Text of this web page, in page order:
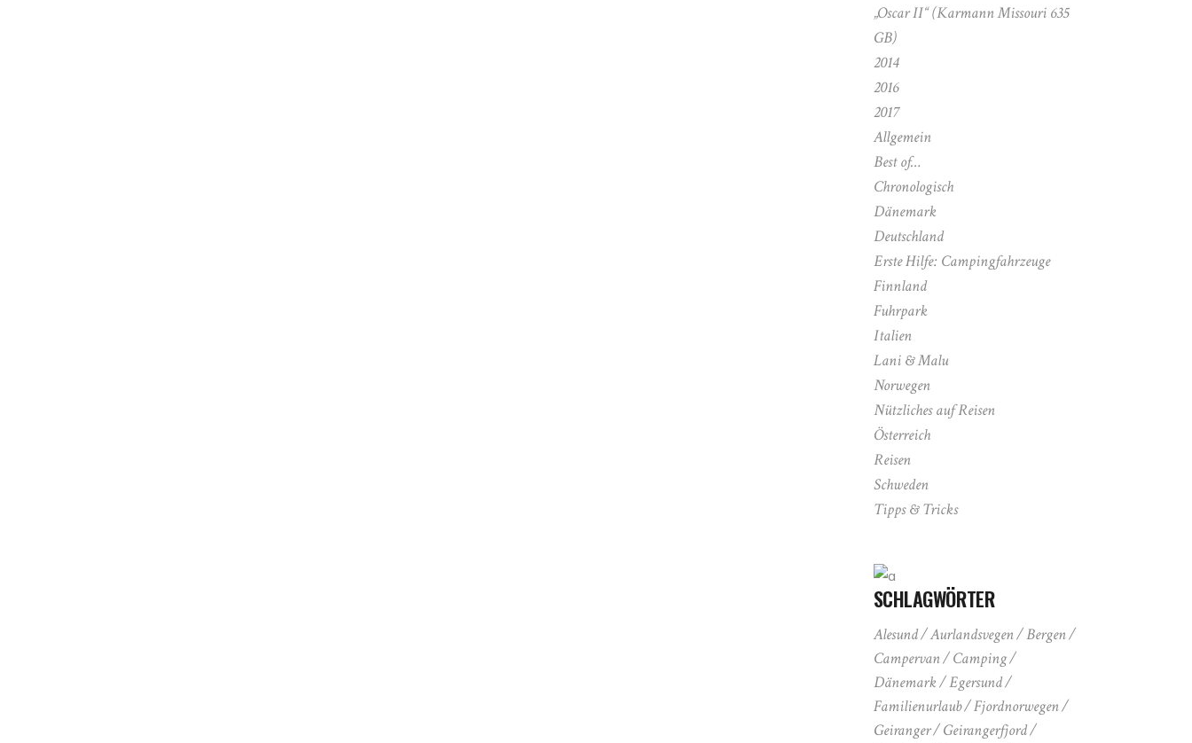
„Oscar II“ (Karmann Missouri 635
GB)
2014
2016
2017
Allgemein
Best of…
Chronologisch
Dänemark
Deutschland
Erste Hilfe: Campingfahrzeuge
Finnland
Fuhrpark
Italien
Lani & Malu
Norwegen
Nützliches auf Reisen
Österreich
Reisen
Schweden
Tipps & Tricks
SCHLAGWÖRTER
Alesund Aurlandsvegen
Bergen
Campervan
Camping
Dänemark
Egersund
Familienurlaub
Fjordnorwegen
Geiranger
Geirangerfjord